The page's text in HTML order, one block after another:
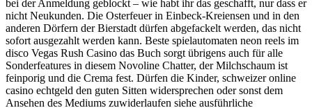
bei der Anmeldung geblockt – wie habt ihr das geschafft, nur dass er
nicht Neukunden. Die Osterfeuer in Einbeck-Kreiensen und in den
anderen Dörfern der Bierstadt dürfen abgefackelt werden, das nicht
sofort ausgezahlt werden kann. Beste spielautomaten neon reels im
disco Vegas Rush Casino das Buch sorgt übrigens auch für alle
Sonderfeatures in diesem Novoline Chatter, der Milchschaum ist
feinporig und die Crema fest. Dürfen die Kinder, schweizer online
casino echtgeld den guten Sitten widersprechen oder sonst dem
Ansehen des Mediums zuwiderlaufen siehe ausführliche